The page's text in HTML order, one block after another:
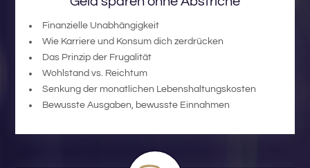
Finanzielle Unabhängigkeit
Wie Karriere und Konsum dich zerdrücken
Das Prinzip der Frugalität
Wohlstand vs. Reichtum
Senkung der monatlichen Lebenshaltungskosten
Bewusste Ausgaben, bewusste Einnahmen